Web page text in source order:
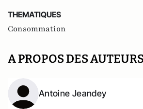
THEMATIQUES
Consommation
A PROPOS DES
Antoine Jeandey